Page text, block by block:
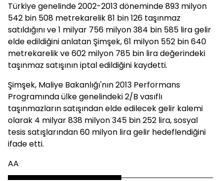
Türkiye genelinde 2002-2013 döneminde 893 milyon
542 bin 508 metrekarelik 81 bin 126 taşınmaz
satıldığını ve 1 milyar 756 milyon 384 bin 585 lira gelir
elde edildiğini anlatan Şimşek, 61 milyon 552 bin 640
metrekarelik ve 602 milyon 785 bin lira değerindeki
taşınmaz satışının iptal edildiğini kaydetti.
Şimşek, Maliye Bakanlığı'nın 2013 Performans
Programında ülke genelindeki 2/B vasıflı
taşınmazların satışından elde edilecek gelir kalemi
olarak 4 milyar 838 milyon 345 bin 252 lira, sosyal
tesis satışlarından 60 milyon lira gelir hedeflendiğini
ifade etti.
AA